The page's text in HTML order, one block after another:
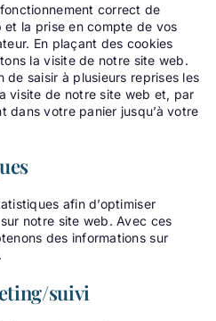
correct de
la prise en compte de vos
En plaçant des cookies
la visite de notre site web.
de saisir à plusieurs reprises les
visite de notre site web et, par
dans votre panier jusqu’à votre
afin d’optimiser
notre site web. Avec ces
des informations sur
suivi